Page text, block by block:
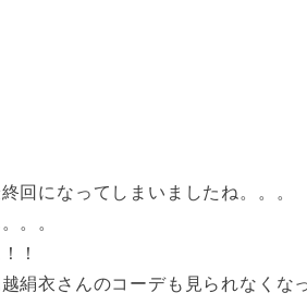
回になってしまいましたね。。。
。。
！
絹衣さんのコーデも見られなくな